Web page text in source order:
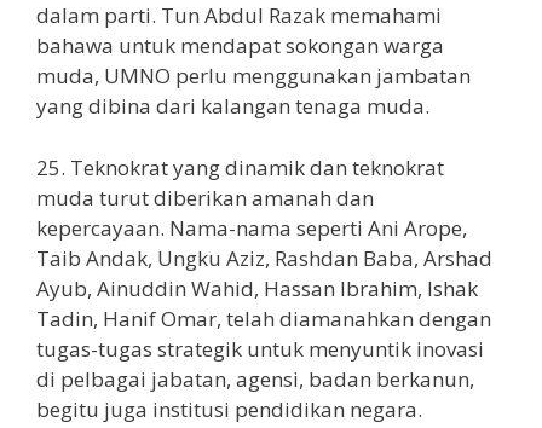
dalam parti. Tun Abdul Razak memahami
bahawa untuk mendapat sokongan warga
muda, UMNO perlu menggunakan jambatan
yang dibina dari kalangan tenaga muda.
25. Teknokrat yang dinamik dan teknokrat
muda turut diberikan amanah dan
kepercayaan. Nama-nama seperti Ani Arope,
Taib Andak, Ungku Aziz, Rashdan Baba, Arshad
Ayub, Ainuddin Wahid, Hassan Ibrahim, Ishak
Tadin, Hanif Omar, telah diamanahkan dengan
tugas-tugas strategik untuk menyuntik inovasi
di pelbagai jabatan, agensi, badan berkanun,
begitu juga institusi pendidikan negara.